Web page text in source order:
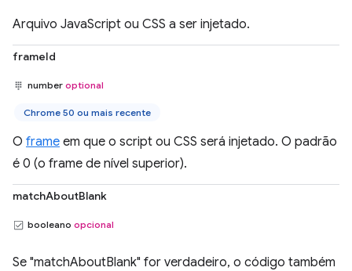
Arquivo JavaScript ou CSS a ser injetado.
frameId
number optional
Chrome 50 ou mais recente
O frame em que o script ou CSS será injetado. O padrão
é 0 (o frame de nível superior).
matchAboutBlank
booleano opcional
Se "matchAboutBlank" for verdadeiro, o código também